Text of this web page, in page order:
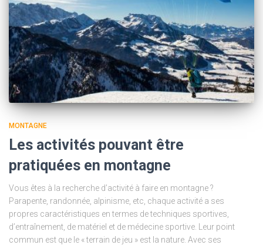
MONTAGNE
Les activités pouvant être
pratiquées en montagne
Vous êtes à la recherche d’activité à faire en montagne ?
Parapente, randonnée, alpinisme, etc, chaque activité a ses
propres caractéristiques en termes de techniques sportives,
d’entraînement, de matériel et de médecine sportive. Leur point
commun est que le « terrain de jeu » est la nature. Avec ses